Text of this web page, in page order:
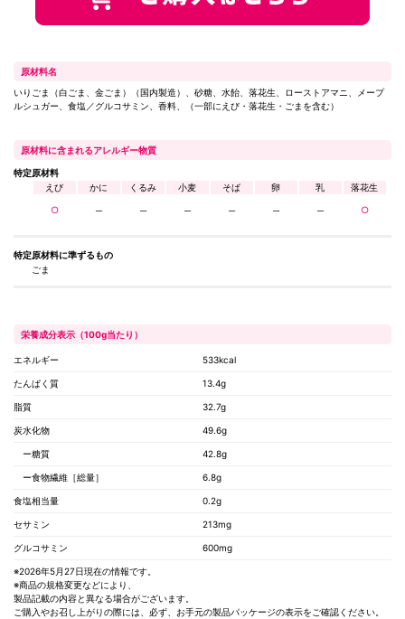
原材料名
いりごま（白ごま、金ごま）（国内製造）、砂糖、水飴󠄀、落花生、ローストアマニ、メープ
ルシュガー、食塩／グルコサミン、香料、（一部にえび・落花生・ごまを含む）
原材料に含まれるアレルギー物質
特定原材料
えび
○
かに
─
くるみ
─
小麦
─
そば
─
卵
─
乳
─
落花生
○
特定原材料に準ずるもの
ごま
栄養成分表示（100g当たり）
エネルギー 533kcal
たんぱく質 13.4g
脂質 32.7g
炭水化物 49.6g
ー糖質 42.8g
ー食物繊維［総量］ 6.8g
食塩相当量 0.2g
セサミン 213mg
グルコサミン 600mg
※2026年5月27日現在の情報です。
※商品の規格変更などにより、
製品記載の内容と異なる場合がございます。
ご購入やお召し上がりの際には、必ず、お手元の製品パッケージの表示をご確認ください。